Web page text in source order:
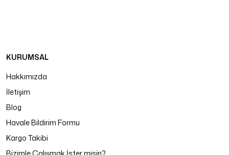
KURUMSAL
Hakkımızda
İletişim
Blog
Havale Bildirim Formu
Kargo Takibi